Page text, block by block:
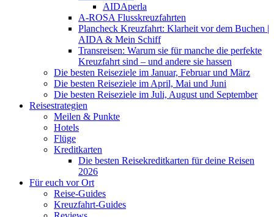
AIDAperla
A-ROSA Flusskreuzfahrten
Plancheck Kreuzfahrt: Klarheit vor dem Buchen |
AIDA & Mein Schiff
Transreisen: Warum sie für manche die perfekte
Kreuzfahrt sind – und andere sie hassen
Die besten Reiseziele im Januar, Februar und März
Die besten Reiseziele im April, Mai und Juni
Die besten Reiseziele im Juli, August und September
Reisestrategien
Meilen & Punkte
Hotels
Flüge
Kreditkarten
Die besten Reisekreditkarten für deine Reisen
2026
Für euch vor Ort
Reise-Guides
Kreuzfahrt-Guides